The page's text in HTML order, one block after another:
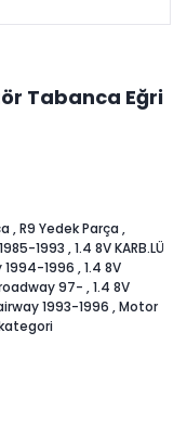
Tabanca Eğri
,R9 Yedek Parça ,
1993 ,1.4 8V KARB.LÜ
1996 ,1.4 8V
97- ,1.4 8V
1993-1996 ,Motor